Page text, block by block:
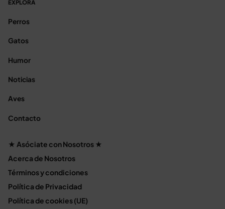
EXPLORA
Perros
Gatos
Humor
Noticias
Aves
Contacto
★ Asóciate con Nosotros ★
Acerca de Nosotros
Términos y condiciones
Política de Privacidad
Política de cookies (UE)